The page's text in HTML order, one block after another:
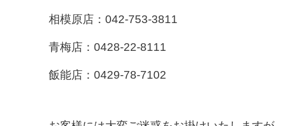
相模原店：042-753-3811
青梅店：0428-22-8111
飯能店：0429-78-7102